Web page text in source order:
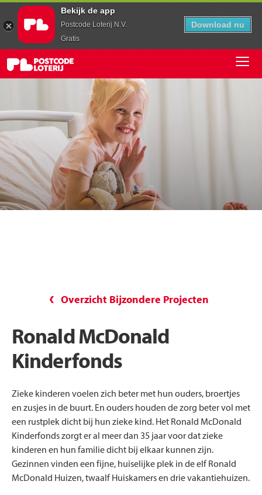
Bekijk de app
Postcode Loterij N.V.
Gratis
Download nu
Overzicht Bijzondere Projecten
Ronald McDonald
Kinderfonds
Zieke kinderen voelen zich beter met hun ouders, broertjes
en zusjes in de buurt. En ouders houden de zorg beter vol met
een rustplek dicht bij hun zieke kind. Het Ronald McDonald
Kinderfonds zorgt er al meer dan 35 jaar voor dat zieke
kinderen en hun familie dicht bij elkaar kunnen zijn.
Gezinnen vinden een fijne, huiselijke plek in de elf Ronald
McDonald Huizen, twaalf Huiskamers en drie vakantiehuizen.